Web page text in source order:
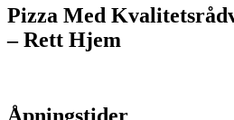
Pizza Med
– Rett Hjem